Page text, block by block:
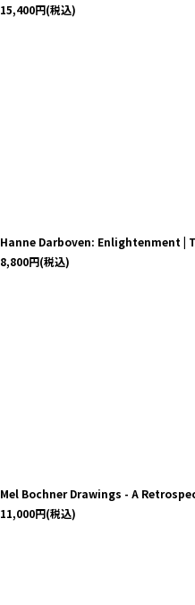
15,400円(税込)
Hanne Darboven: Enlightenment |
8,800円(税込)
Mel Bochner Drawings - A
11,000円(税込)